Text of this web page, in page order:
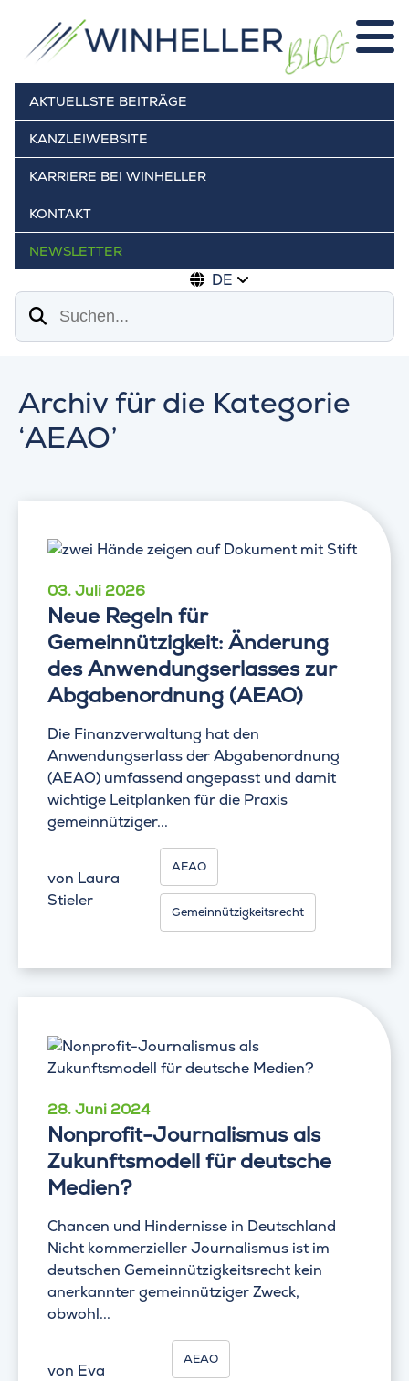
AKTUELLSTE BEITRÄGE
KANZLEIWEBSITE
KARRIERE BEI WINHELLER
KONTAKT
NEWSLETTER
DE
Suchen
Archiv für die Kategorie
‘AEAO’
03. Juli 2026
Neue Regeln für
Gemeinnützigkeit: Änderung
des Anwendungserlasses zur
Abgabenordnung (AEAO)
Die Finanzverwaltung hat den
Anwendungserlass der Abgabenordnung
(AEAO) umfassend angepasst und damit
wichtige Leitplanken für die Praxis
gemeinnütziger...
von Laura
Stieler
AEAO
Gemeinnützigkeitsrecht
28. Juni 2024
Nonprofit-Journalismus als
Zukunftsmodell für deutsche
Medien?
Chancen und Hindernisse in Deutschland
Nicht kommerzieller Journalismus ist im
deutschen Gemeinnützigkeitsrecht kein
anerkannter gemeinnütziger Zweck,
obwohl...
von Eva
AEAO